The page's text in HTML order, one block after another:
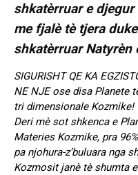
shkatèrruar e
me fjalè tè tjera
shkatèrruar Natyrèn
SIGURISHT QE KA
NE NJE ose disa Planete
tri dimensionale Kozmike!
Deri mè sot shkenca e
Materies Kozmike, pra
pa njohura-z’buluara nga
Kozmosit janè tè shumta